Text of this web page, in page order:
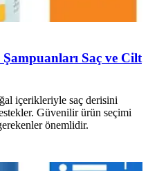
Şampuanları Saç ve Cilt
içerikleriyle saç derisini
Güvenilir ürün seçimi
önemlidir.